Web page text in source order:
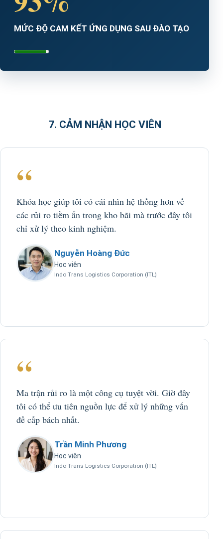
MỨC ĐỘ CAM KẾT ỨNG DỤNG SAU ĐÀO TẠO
7. CẢM NHẬN HỌC VIÊN
“
Khóa học giúp tôi có cái nhìn hệ thống hơn về
các rủi ro tiềm ẩn trong kho bãi mà trước đây tôi
chỉ xử lý theo kinh nghiệm.
Nguyễn Hoàng Đức
Học viên
Indo Trans Logistics Corporation (ITL)
“
Ma trận rủi ro là một công cụ tuyệt vời. Giờ đây
tôi có thể ưu tiên nguồn lực để xử lý những vấn
đề cấp bách nhất.
Trần Minh Phương
Học viên
Indo Trans Logistics Corporation (ITL)